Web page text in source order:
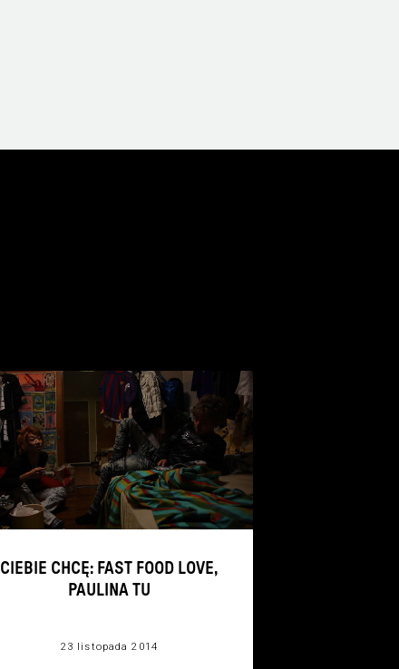
CIEBIE CHCĘ: FAST FOOD LOVE,
PAULINA TU
23 listopada 2014